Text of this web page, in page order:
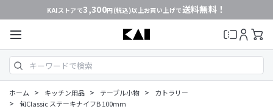
KAIストアで3,300円(税込)以上お買い上げで送料無料！
ホーム > キッチン用品 > テーブル小物 > カトラリー
> 旬Classic ステーキナイフB 100mm